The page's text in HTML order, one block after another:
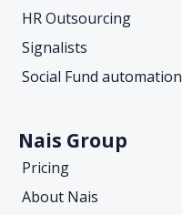
HR Outsourcing
Signalists
Social Fund automation
Nais Group
Pricing
About Nais